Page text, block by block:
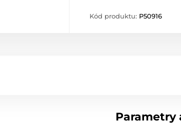
Kód produktu: P50916
Parametry